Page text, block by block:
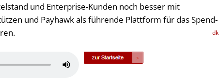
und Enterprise-Kunden noch besser mit
und Payhawk als führende Plattform für das Spend-
dk
Pfeiltasten